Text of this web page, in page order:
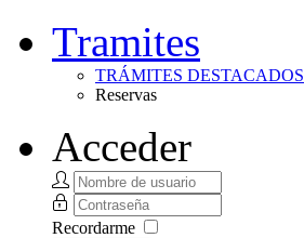
Tramites
TRÁMITES DESTACADOS
Reservas
Acceder
Recordarme